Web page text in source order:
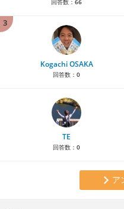
回答数： 66
3
Kogachi OSAKA
回答数： 0
TE
回答数： 0
ア